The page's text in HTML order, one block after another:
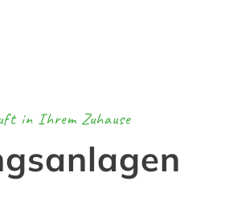
in Ihrem Zuhause